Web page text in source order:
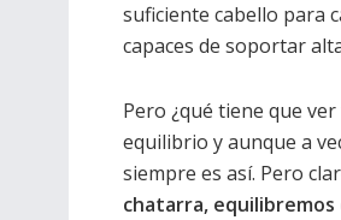
suficiente cabello para
capaces de soportar
Pero ¿qué tiene que
equilibrio y aunque a
siempre es así. Pero
chatarra, equilibremos